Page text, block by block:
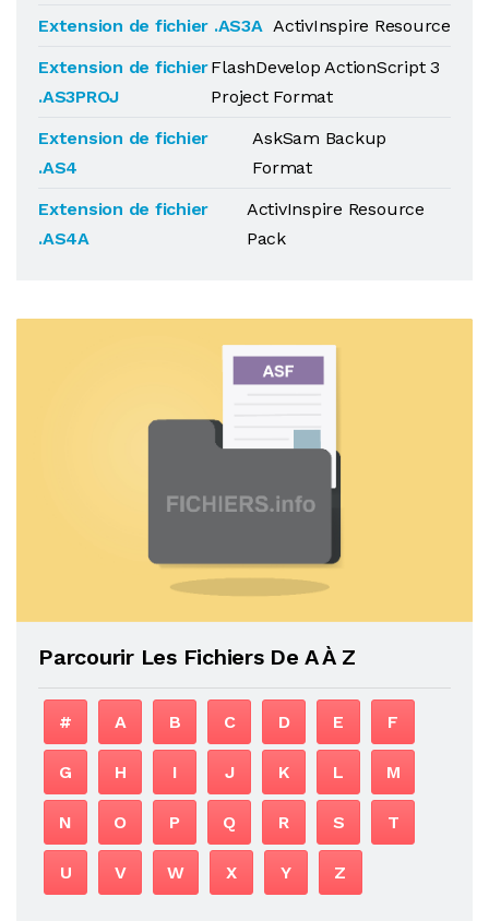
Extension de fichier .AS3A ActivInspire Resource
Extension de fichier
.AS3PROJ
FlashDevelop ActionScript 3
Project Format
Extension de fichier
.AS4
AskSam Backup
Format
Extension de fichier
.AS4A
ActivInspire Resource
Pack
Parcourir Les Fichiers De A À Z
# A B C D E F
G H I J K L M
N O P Q R S T
U V W X Y Z